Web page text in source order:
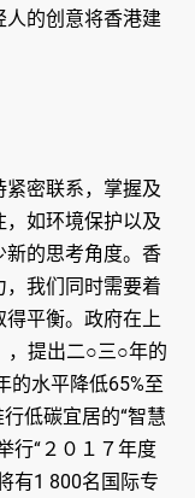
人的创意将香港建
密联系，掌握及
如环境保护以及
新的思考角度。香
我们同时需要着
平衡。政府在上
，提出二○三○年的
的水平降低65%至
低碳宜居的“智慧
行“２０１７年度
有1 800名国际专